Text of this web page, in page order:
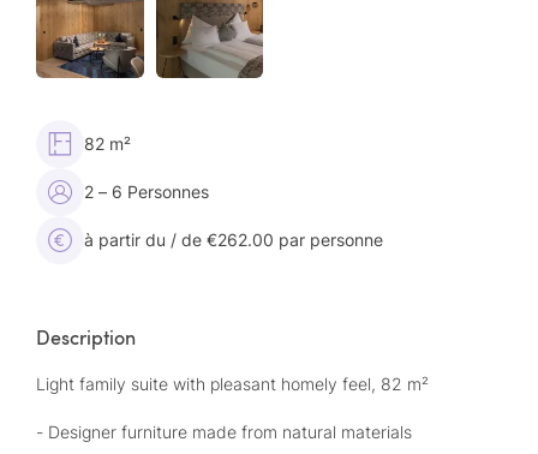
82 m²
2 – 6 Personnes
à partir du / de €262.00 par personne
Description
Light family suite with pleasant homely feel, 82 m²
- Designer furniture made from natural materials